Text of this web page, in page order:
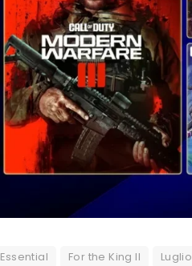
Essential For the King II